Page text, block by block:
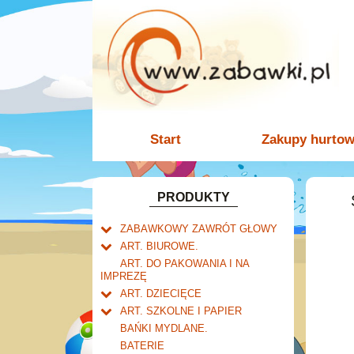
Start Zakupy
PRODUKTY
ZABAWKOWY ZAWRÓT GŁOWY
Welly.
Mały naukowiec.
Zabawki dla chłopców.
cybertransformacja
Akcesoria dla lalek.
ART. BIUROWE.
Kalendarze.
Książkowe
Wieloletnie
Ścienne
Zdzieraki
Dziurkacze i zszywacze.
Klipy i spinacze.
Korektory.
Skoroszyty, teczki i segregatory.
ART. DO PAKOWANIA I NA
IMPREZĘ
ART. DZIECIĘCE
Artykuły drogeryjne.
Produkty dla mamy i
ART. SZKOLNE I PAPIER
Tornistry, plecaki i walizki.
Drobne artykuły szkolne.
BAŃKI MYDLANE.
BATERIE